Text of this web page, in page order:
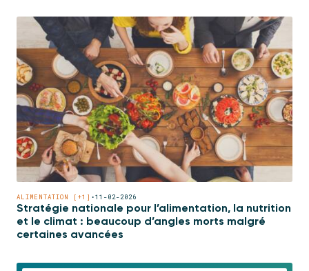
ALIMENTATION [+1] •11-02-2026
Stratégie nationale pour l’alimentation, la nutrition
et le climat : beaucoup d’angles morts malgré
certaines avancées